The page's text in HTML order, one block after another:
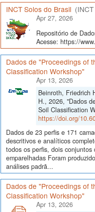
INCT Solos do Brasil
Apr 27, 2026
Repositório de
Acesse: https://
Dados de "Proceedings of
Classification Workshop"
Apr 13, 2026
Beinroth, Friedrich
H., 2026, "Dados
Soil Classification
https://doi.org/
Dados de 23 perfis e 171
descritivos e analíticos
todos os perfis, dois
emparelhadas Foram
análises padrã...
Dados de "Proceedings of
Classification Workshop"
Apr 13, 2026